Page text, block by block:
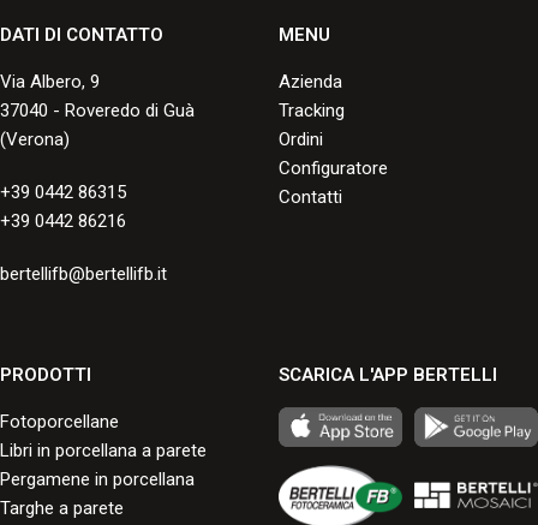
DATI DI CONTATTO
Via Albero, 9
37040 - Roveredo di Guà
(Verona)
+39 0442 86315
+39 0442 86216
bertellifb@bertellifb.it
MENU
Azienda
Tracking
Ordini
Configuratore
Contatti
PRODOTTI
Fotoporcellane
Libri in porcellana a parete
Pergamene in porcellana
Targhe a parete
SCARICA L'APP BERTELLI